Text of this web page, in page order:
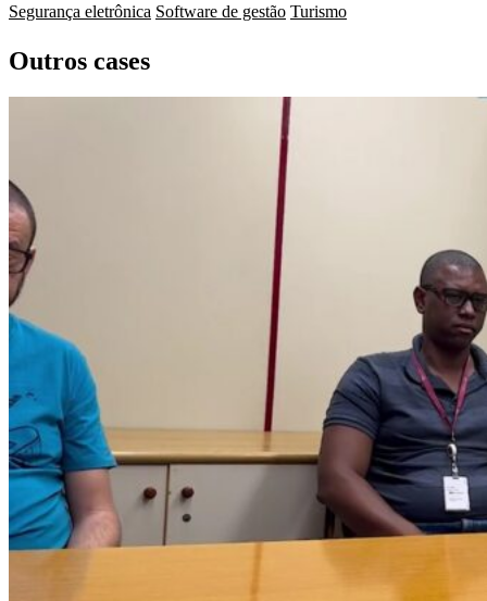
Segurança eletrônica Software de gestão Turismo
Outros cases